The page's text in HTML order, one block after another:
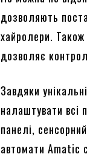
дозволяють
хайролери.
дозволяє
Завдяки
налаштувати всі
панелі,
автомати Amatic